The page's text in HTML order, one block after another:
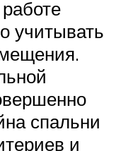
учитывать
спальни
и